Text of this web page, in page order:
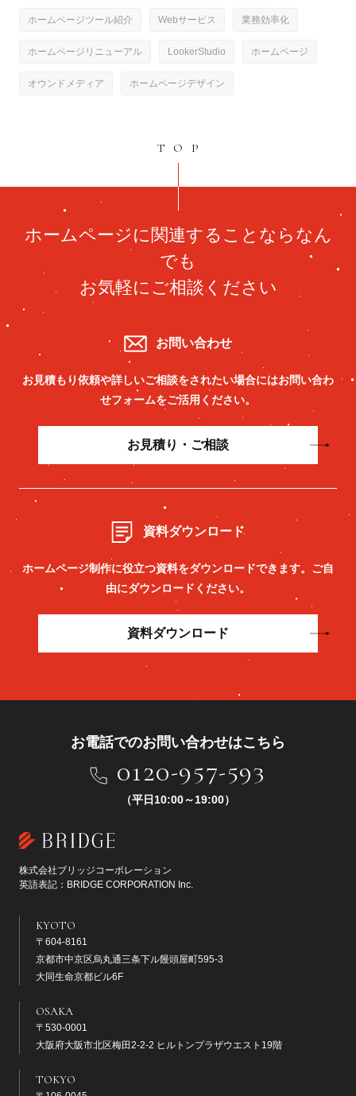
ホームページツール紹介 Webサービス 業務効率化
ホームページリニューアル LookerStudio ホームページ
オウンドメディア ホームページデザイン
TOP
ホームページに関連することならなん
でも
お気軽にご相談ください
お問い合わせ
お見積もり依頼や詳しいご相談をされたい場合にはお問い合わ
せフォームをご活用ください。
お見積り・ご相談
資料ダウンロード
ホームページ制作に役立つ資料をダウンロードできます。 ご自
由にダウンロードください。
資料ダウンロード
お電話でのお問い合わせはこちら
0120-957-593
（平日10:00～19:00）
株式会社ブリッジコーポレーション
英語表記：BRIDGE CORPORATION Inc.
KYOTO
〒604-8161
京都市中京区烏丸通三条下ル饅頭屋町595-3
大同生命京都ビル6F
OSAKA
〒530-0001
大阪府大阪市北区梅田2-2-2 ヒルトンプラザウエスト19階
TOKYO